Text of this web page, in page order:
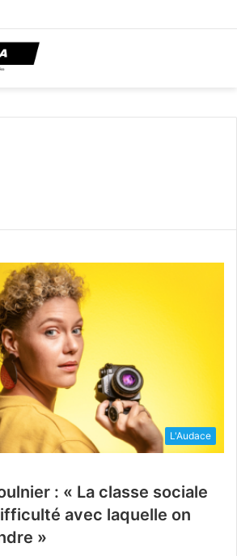
L'Audace
: « La classe sociale
avec laquelle on
»